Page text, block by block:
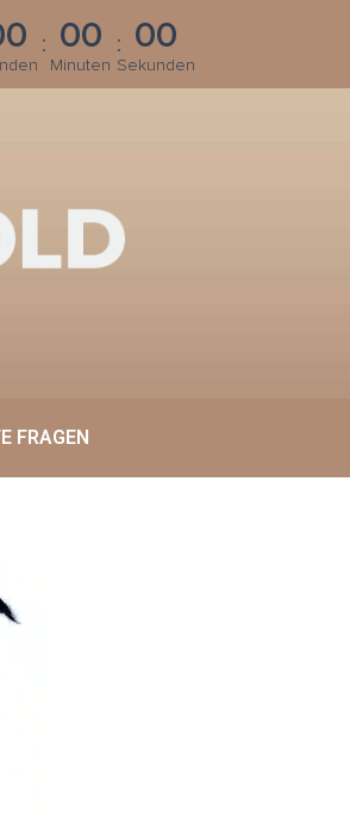
0 : 00
Minuten
: 00
Sekunden
FRAGEN